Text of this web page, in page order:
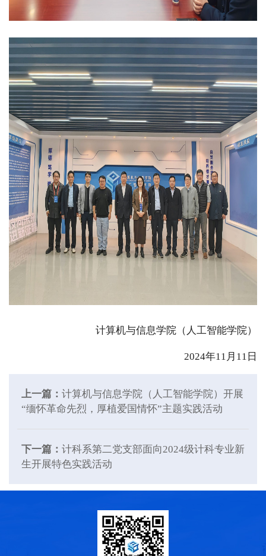
计算机与信息学院（人工智能学院）
2024年11月11日
上一篇： 计算机与信息学院（人工智能学院）开展
“缅怀革命先烈，厚植爱国情怀”主题实践活动
下一篇： 计科系第二党支部面向2024级计科专业新
生开展特色实践活动